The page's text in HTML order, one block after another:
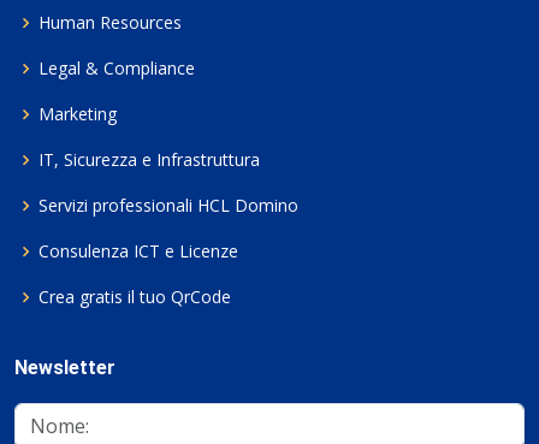
Human Resources
Legal & Compliance
Marketing
IT, Sicurezza e Infrastruttura
Servizi professionali HCL Domino
Consulenza ICT e Licenze
Crea gratis il tuo QrCode
Newsletter